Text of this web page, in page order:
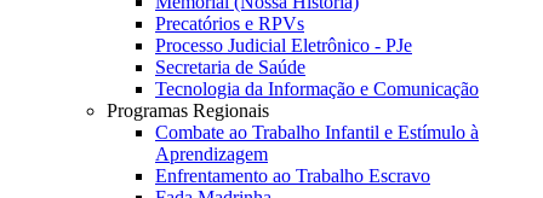
Precatórios e RPVs
Processo Judicial Eletrônico - PJe
Secretaria de Saúde
Tecnologia da Informação e Comunicação
Programas Regionais
Combate ao Trabalho Infantil e Estímulo à
Aprendizagem
Enfrentamento ao Trabalho Escravo